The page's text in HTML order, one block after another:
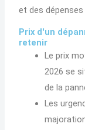
et des dépenses
Prix d'un
retenir
Le prix
2026 se
de la
Les